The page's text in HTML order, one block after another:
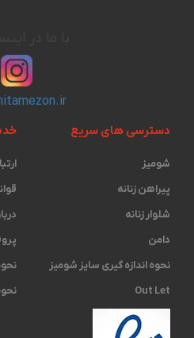
دسترسی های سریع
شومیز
پیراهن زنانه
شلوار زنانه
دامن
نحوه اندازه گیری ‫سایز شومیز
Out Let